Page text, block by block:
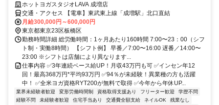
ホットヨガスタジオLAVA 成増店
交通・アクセス 【電車】東武東上線「成増駅」北口直結
月給300,000円～600,000円
東京都東京23区板橋区
勤務時間詳細 総労働時間：1ヶ月あたり160時間 7:00〜23：00（シフ
ト制・実働8時間） 【シフト例】 早番／7:00〜16:00 遅番／14:00〜
23:00 ※シフトは店舗により異なります...
仕事内容 ✅3年連続ベース給UP！月収43万円も可 ✅インセン年12
回！最高368万円*平均93万円 ✅94％が未経験！異業種の方も活躍
中！ ✅全米ヨガ資格RYT200が無料で取得 ✅今年から年休UP...
業界未経験者歓迎 変形労働時間制 資格取得支援あり フリーター歓迎
学歴不問
経験不問
未経験者歓迎 住宅手当あり 交通費全額支給 ネイルOK
残業なし